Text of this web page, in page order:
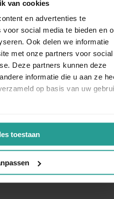
van cookies
en advertenties te
social media te bieden en
Ook delen we informatie
met onze partners voor social
Deze partners kunnen deze
informatie die u aan ze
op basis van uw
toestaan
van het probleem wordt
Neemcontact
met ongedierte. Wég met